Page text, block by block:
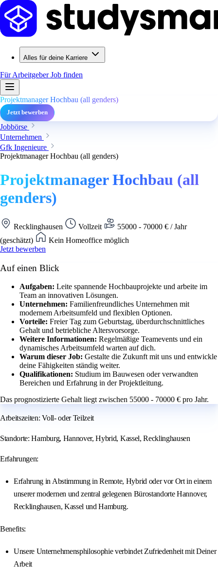
Alles für deine Karriere
Für ArbeitgeberJob finden
Projektmanager Hochbau (all genders)
Jetzt bewerben
Jobbörse
Unternehmen
Gfk Ingenieure
Projektmanager Hochbau (all genders)
Projektmanager Hochbau (all
genders)
Recklinghausen Vollzeit
55000 - 70000 € / Jahr
(geschätzt)
Kein Homeoffice möglich
Jetzt bewerben
Auf einen Blick
Aufgaben: Leite spannende Hochbauprojekte und arbeite im
Team an innovativen Lösungen.
Unternehmen: Familienfreundliches Unternehmen mit
modernem Arbeitsumfeld und flexiblen Optionen.
Vorteile: Freier Tag zum Geburtstag, überdurchschnittliches
Gehalt und betriebliche Altersvorsorge.
Weitere Informationen: Regelmäßige Teamevents und ein
dynamisches Arbeitsumfeld warten auf dich.
Warum dieser Job: Gestalte die Zukunft mit uns und entwickle
deine Fähigkeiten ständig weiter.
Qualifikationen: Studium im Bauwesen oder verwandten
Bereichen und Erfahrung in der Projektleitung.
Das prognostizierte Gehalt liegt zwischen 55000 - 70000 € pro Jahr.
Arbeitszeiten: Voll- oder Teilzeit
Standorte: Hamburg, Hannover, Hybrid, Kassel, Recklinghausen
Erfahrungen:
Erfahrung in Abstimmung in Remote, Hybrid oder vor Ort in einem
unserer modernen und zentral gelegenen Bürostandorte Hannover,
Recklinghausen, Kassel und Hamburg.
Benefits:
Unsere Unternehmensphilosophie verbindet Zufriedenheit mit Deiner
Arbeit